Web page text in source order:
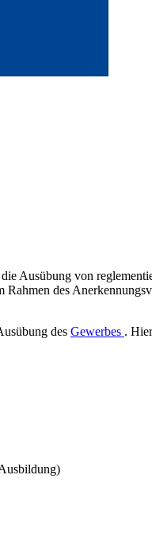
Ausübung von
des
des Gewerbes .